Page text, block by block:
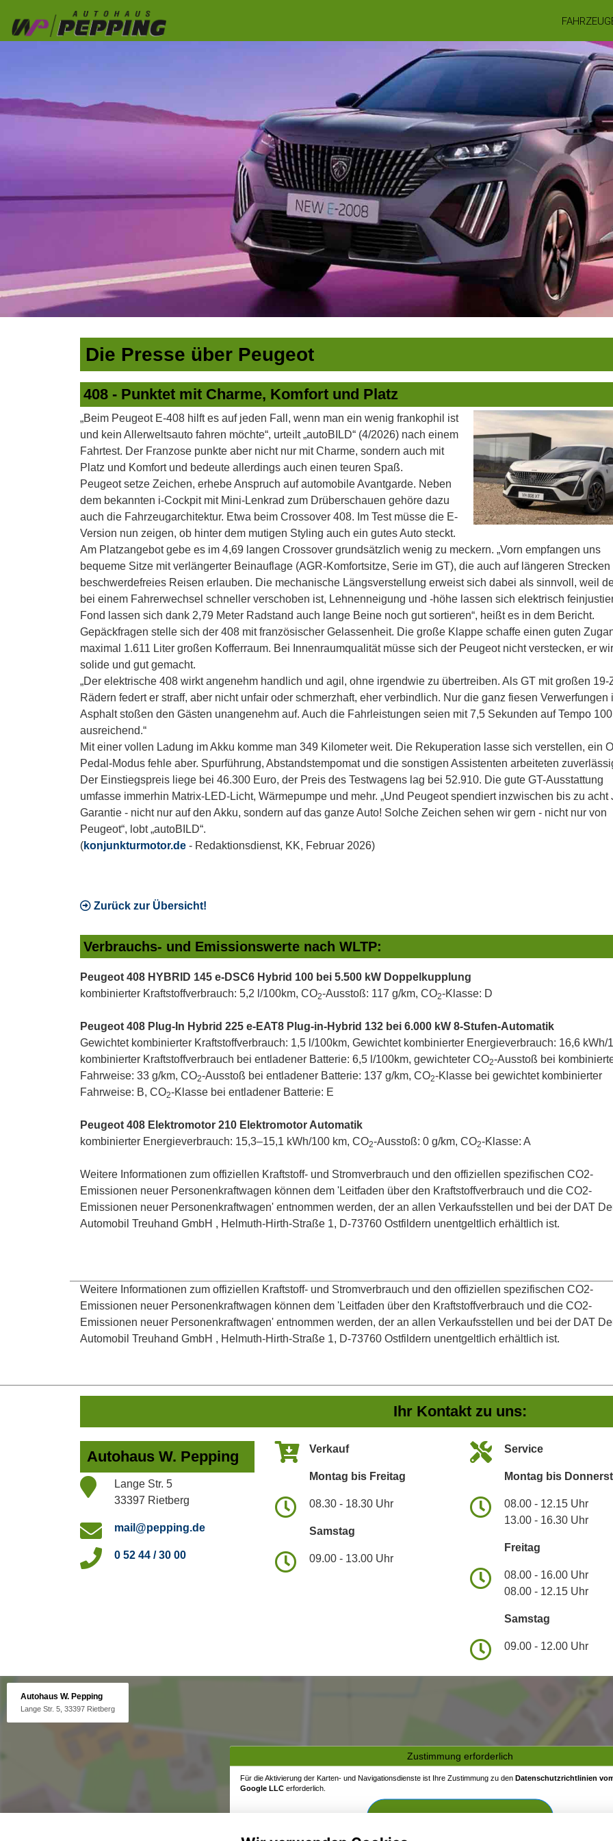
Die Presse über Peugeot
408 - Punktet mit Charme, Komfort und Platz
„Beim Peugeot E-408 hilft es auf jeden Fall, wenn man ein wenig frankophil ist
und kein Allerweltsauto fahren möchte“, urteilt „autoBILD“ (4/2026) nach einem
Fahrtest. Der Franzose punkte aber nicht nur mit Charme, sondern auch mit
Platz und Komfort und bedeute allerdings auch einen teuren Spaß.
Peugeot setze Zeichen, erhebe Anspruch auf automobile Avantgarde. Neben
dem bekannten i-Cockpit mit Mini-Lenkrad zum Drüberschauen gehöre dazu
auch die Fahrzeugarchitektur. Etwa beim Crossover 408. Im Test müsse die E-
Version nun zeigen, ob hinter dem mutigen Styling auch ein gutes Auto steckt.
Am Platzangebot gebe es im 4,69 langen Crossover grundsätzlich wenig zu meckern. „Vorn empfangen uns
bequeme Sitze mit verlängerter Beinauflage (AGR-Komfortsitze, Serie im GT), die auch auf längeren Strecken
beschwerdefreies Reisen erlauben. Die mechanische Längsverstellung erweist sich dabei als sinnvoll, weil
bei einem Fahrerwechsel schneller verschoben ist, Lehnenneigung und -höhe lassen sich elektrisch
Fond lassen sich dank 2,79 Meter Radstand auch lange Beine noch gut sortieren“, heißt es in dem Bericht.
Gepäckfragen stelle sich der 408 mit französischer Gelassenheit. Die große Klappe schaffe einen guten
maximal 1.611 Liter großen Kofferraum. Bei Innenraumqualität müsse sich der Peugeot nicht verstecken, er
solide und gut gemacht.
„Der elektrische 408 wirkt angenehm handlich und agil, ohne irgendwie zu übertreiben. Als GT mit großen 19-
Rädern federt er straff, aber nicht unfair oder schmerzhaft, eher verbindlich. Nur die ganz fiesen Verwerfungen
Asphalt stoßen den Gästen unangenehm auf. Auch die Fahrleistungen seien mit 7,5 Sekunden auf Tempo
ausreichend.“
Mit einer vollen Ladung im Akku komme man 349 Kilometer weit. Die Rekuperation lasse sich verstellen, ein
Pedal-Modus fehle aber. Spurführung, Abstandstempomat und die sonstigen Assistenten arbeiteten
Der Einstiegspreis liege bei 46.300 Euro, der Preis des Testwagens lag bei 52.910. Die gute GT-Ausstattung
umfasse immerhin Matrix-LED-Licht, Wärmepumpe und mehr. „Und Peugeot spendiert inzwischen bis zu acht
Garantie - nicht nur auf den Akku, sondern auf das ganze Auto! Solche Zeichen sehen wir gern - nicht nur von
Peugeot“, lobt „autoBILD“.
(konjunkturmotor.de - Redaktionsdienst, KK, Februar 2026)
Zurück zur Übersicht!
Verbrauchs- und Emissionswerte nach WLTP:
Peugeot 408 HYBRID 145 e-DSC6 Hybrid 100 bei 5.500 kW Doppelkupplung
kombinierter Kraftstoffverbrauch: 5,2 l/100km, CO2-Ausstoß: 117 g/km, CO2-Klasse: D
Peugeot 408 Plug-In Hybrid 225 e-EAT8 Plug-in-Hybrid 132 bei 6.000 kW 8-Stufen-Automatik
Gewichtet kombinierter Kraftstoffverbrauch: 1,5 l/100km, Gewichtet kombinierter Energieverbrauch: 16,6 kWh/
kombinierter Kraftstoffverbrauch bei entladener Batterie: 6,5 l/100km, gewichteter CO2-Ausstoß bei
Fahrweise: 33 g/km, CO2-Ausstoß bei entladener Batterie: 137 g/km, CO2-Klasse bei gewichtet kombinierter
Fahrweise: B, CO2-Klasse bei entladener Batterie: E
Peugeot 408 Elektromotor 210 Elektromotor Automatik
kombinierter Energieverbrauch: 15,3–15,1 kWh/100 km, CO2-Ausstoß: 0 g/km, CO2-Klasse: A
Weitere Informationen zum offiziellen Kraftstoff- und Stromverbrauch und den offiziellen spezifischen CO2-
Emissionen neuer Personenkraftwagen können dem 'Leitfaden über den Kraftstoffverbrauch und die CO2-
Emissionen neuer Personenkraftwagen' entnommen werden, der an allen Verkaufsstellen und bei der DAT
Automobil Treuhand GmbH , Helmuth-Hirth-Straße 1, D-73760 Ostfildern unentgeltlich erhältlich ist.
Weitere Informationen zum offiziellen Kraftstoff- und Stromverbrauch und den offiziellen spezifischen CO2-
Emissionen neuer Personenkraftwagen können dem 'Leitfaden über den Kraftstoffverbrauch und die CO2-
Emissionen neuer Personenkraftwagen' entnommen werden, der an allen Verkaufsstellen und bei der DAT
Automobil Treuhand GmbH , Helmuth-Hirth-Straße 1, D-73760 Ostfildern unentgeltlich erhältlich ist.
Ihr Kontakt zu uns:
Autohaus W. Pepping
Lange Str. 5
33397 Rietberg
mail@pepping.de
0 52 44 / 30 00
Verkauf
Montag bis Freitag
08.30 - 18.30 Uhr
Samstag
09.00 - 13.00 Uhr
Service
Montag bis
08.00 - 12.15 Uhr
13.00 - 16.30 Uhr
Freitag
08.00 - 16.00 Uhr
08.00 - 12.15 Uhr
Samstag
09.00 - 12.00 Uhr
Autohaus W. Pepping
Lange Str. 5, 33397 Rietberg
Zustimmung erforderlich
Für die Aktivierung der Karten- und Navigationsdienste ist Ihre Zustimmung zu den Datenschutzrichtlinien
Google LLC erforderlich.